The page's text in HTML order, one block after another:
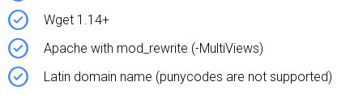
Wget 1.14+
Apache with mod_rewrite (-MultiViews)
Latin domain name (punycodes are not supported)